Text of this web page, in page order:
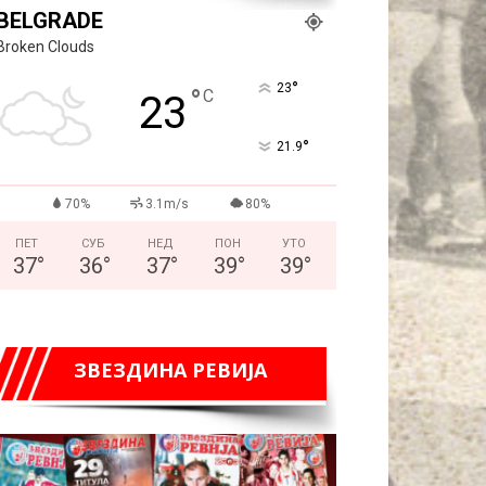
Clouds
23 °C 23°
21.9°
70% 3.1m/s 80%
ПЕТ
37°
СУБ
36°
НЕД
37°
ПОН
39°
УТО
39°
ЗВЕЗДИНА РЕВИЈА